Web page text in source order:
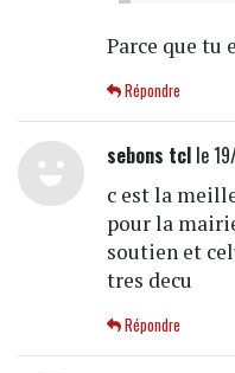
Parce que tu
Répondre
sebons tclle
c est la
pour la
soutien et
tres decu
Répondre